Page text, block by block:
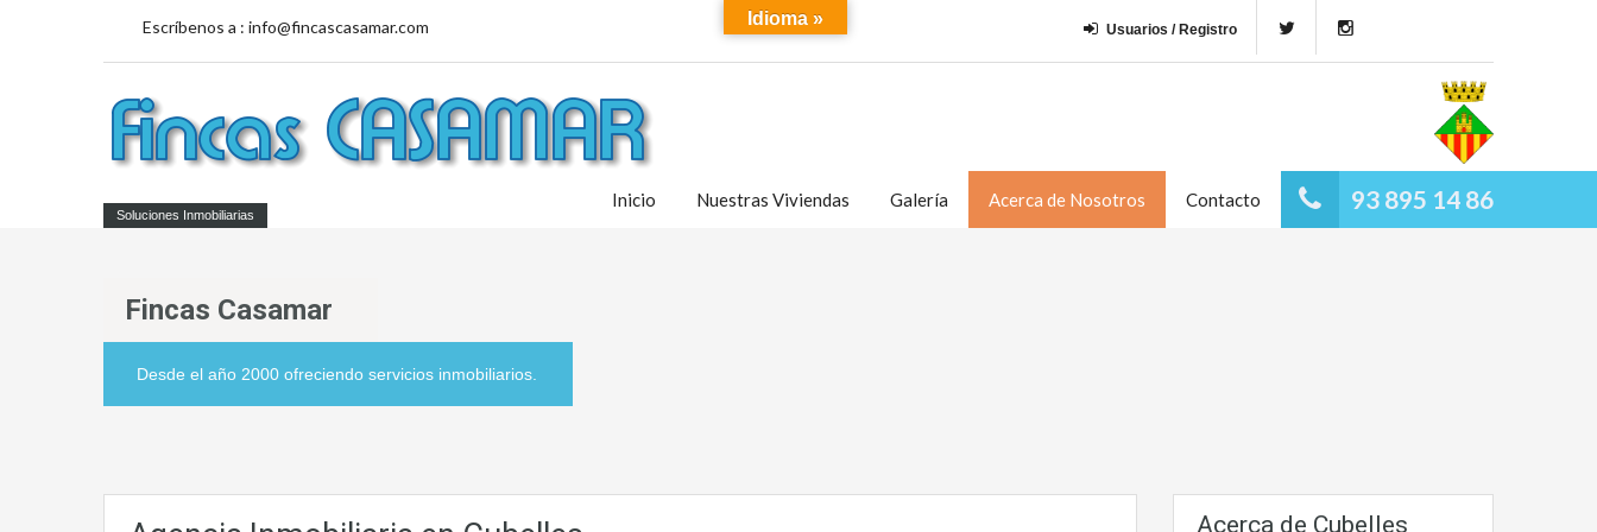
Escríbenos a : info@fincascasamar.com Usuarios / Registro
Soluciones Inmobiliarias
93 895 14 86
Inicio Nuestras Viviendas Galería Acerca de Nosotros Contacto
Fincas Casamar
Desde el año 2000 ofreciendo servicios inmobiliarios.
Acerca de Cubelles
Idioma »